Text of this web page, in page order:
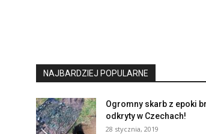
NAJBARDZIEJ POPULARNE
Ogromny skarb z epoki
odkryty w Czechach!
28 stycznia, 2019